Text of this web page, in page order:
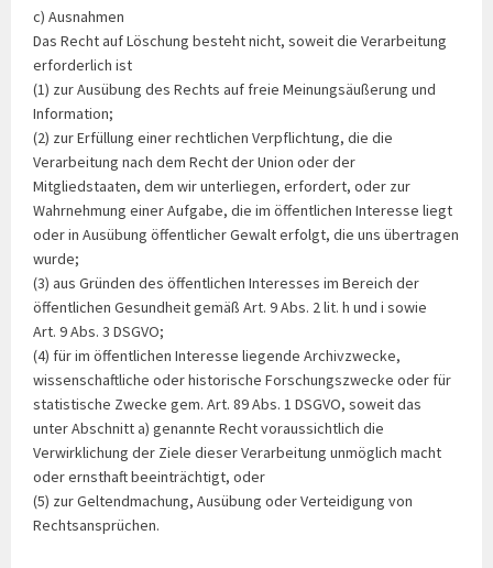
c) Ausnahmen
Das Recht auf Löschung besteht nicht, soweit die Verarbeitung
erforderlich ist
(1) zur Ausübung des Rechts auf freie Meinungsäußerung und
Information;
(2) zur Erfüllung einer rechtlichen Verpflichtung, die die
Verarbeitung nach dem Recht der Union oder der
Mitgliedstaaten, dem wir unterliegen, erfordert, oder zur
Wahrnehmung einer Aufgabe, die im öffentlichen Interesse liegt
oder in Ausübung öffentlicher Gewalt erfolgt, die uns übertragen
wurde;
(3) aus Gründen des öffentlichen Interesses im Bereich der
öffentlichen Gesundheit gemäß Art. 9 Abs. 2 lit. h und i sowie
Art. 9 Abs. 3 DSGVO;
(4) für im öffentlichen Interesse liegende Archivzwecke,
wissenschaftliche oder historische Forschungszwecke oder für
statistische Zwecke gem. Art. 89 Abs. 1 DSGVO, soweit das
unter Abschnitt a) genannte Recht voraussichtlich die
Verwirklichung der Ziele dieser Verarbeitung unmöglich macht
oder ernsthaft beeinträchtigt, oder
(5) zur Geltendmachung, Ausübung oder Verteidigung von
Rechtsansprüchen.